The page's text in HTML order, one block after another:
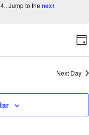
Jump to the next
Day
Next Day